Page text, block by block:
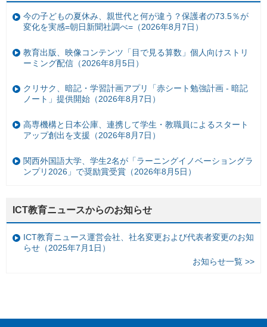
今の子どもの夏休み、親世代と何が違う？保護者の73.5％が
変化を実感=朝日新聞社調べ=（2026年8月7日）
教育出版、映像コンテンツ「目で見る算数」個人向けストリ
ーミング配信（2026年8月5日）
クリサク、暗記・学習計画アプリ「赤シート勉強計画 - 暗記
ノート」提供開始（2026年8月7日）
高専機構と日本公庫、連携して学生・教職員によるスタート
アップ創出を支援（2026年8月7日）
関西外国語大学、学生2名が「ラーニングイノベーショングラ
ンプリ2026」で奨励賞受賞（2026年8月5日）
ICT教育ニュースからのお知らせ
ICT教育ニュース運営会社、社名変更および代表者変更のお知
らせ（2025年7月1日）
お知らせ一覧 >>